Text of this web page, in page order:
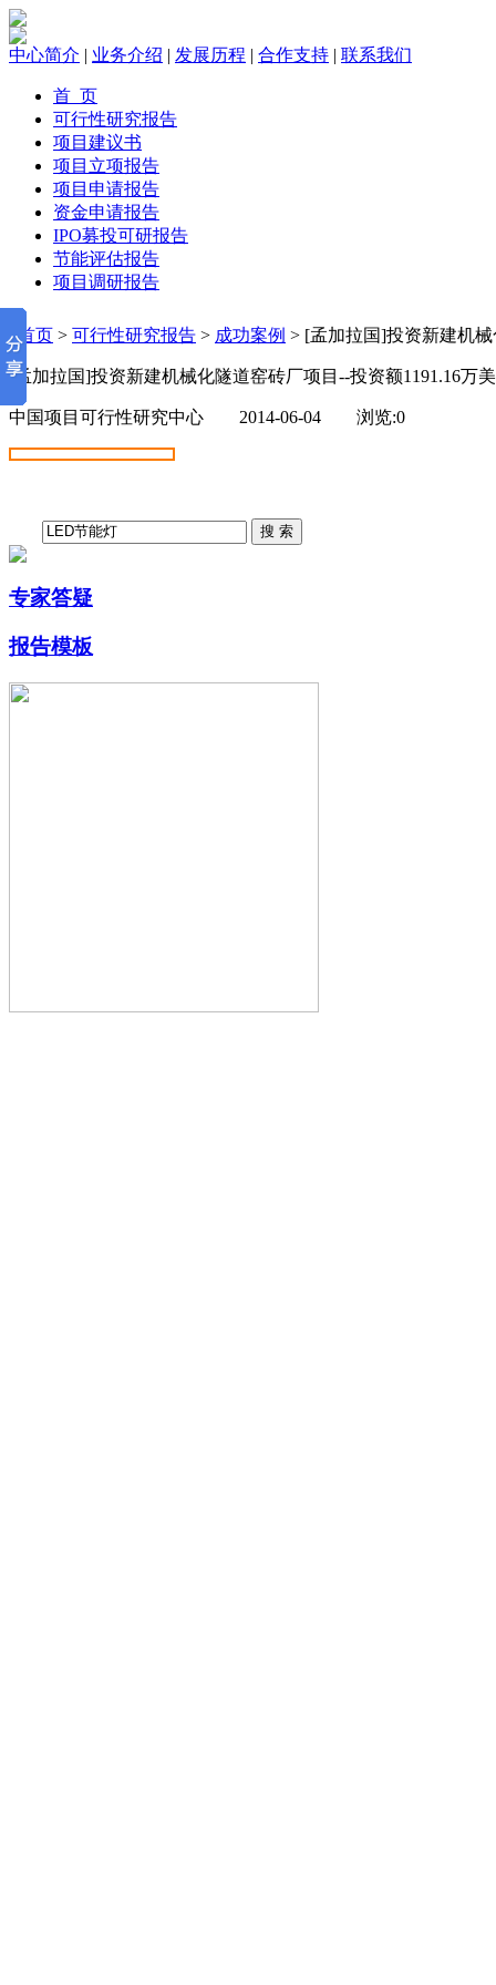
中心简介 | 业务介绍 | 发展历程 | 合作支持 | 联系我们
首 页
可行性研究报告
项目建议书
项目立项报告
项目申请报告
资金申请报告
IPO募投可研报告
节能评估报告
项目调研报告
首页 > 可行性研究报告 > 成功案例 > [孟加拉国]投资新建机
[孟加拉国]投资新建机械化隧道窑砖厂项目--投资额1191.16万
中国项目可行性研究中心 2014-06-04 浏览:0
专家答疑
报告模板